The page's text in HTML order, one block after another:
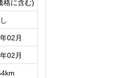
格に含む)
02月
02月